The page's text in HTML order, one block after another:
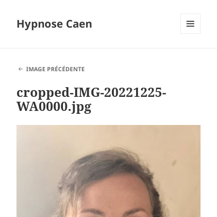
Hypnose Caen
IMAGE PRÉCÉDENTE
cropped-IMG-20221225-
WA0000.jpg